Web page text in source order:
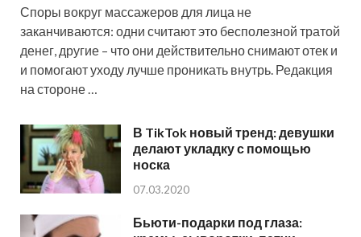
Споры вокруг массажеров для лица не
заканчиваются: одни считают это бесполезной тратой
денег, другие – что они действительно снимают отек и
и помогают уходу лучше проникать внутрь. Редакция
на стороне …
В TikTok новый тренд: девушки
делают укладку с помощью
носка
07.03.2020
Бьюти-подарки под глаза: